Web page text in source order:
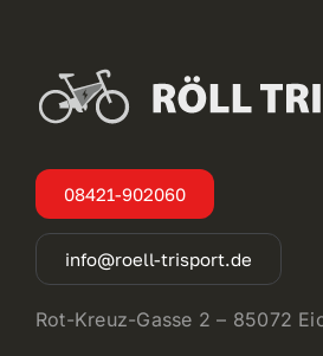
08421-902060
info@roell-trisport.de
Rot-Kreuz-Gasse 2 – 85072